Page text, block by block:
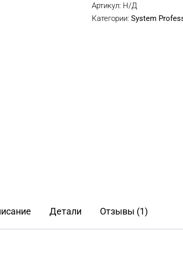
Wella
SP
Артикул: Н/Д
Категории:System
Детали Отзывы (1)